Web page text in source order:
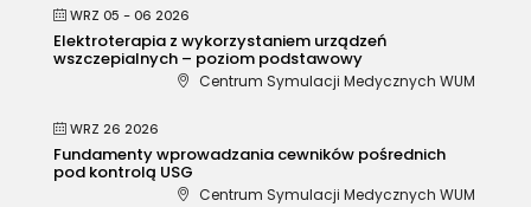
WRZ 05 - 06 2026
Elektroterapia z wykorzystaniem urządzeń
wszczepialnych – poziom podstawowy
Centrum Symulacji Medycznych WUM
WRZ 26 2026
Fundamenty wprowadzania cewników pośrednich
pod kontrolą USG
Centrum Symulacji Medycznych WUM